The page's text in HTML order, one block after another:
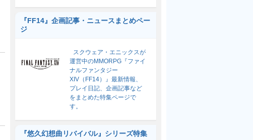
『FF14』企画記事・ニュースまとめペー
ジ
スクウェア・エニックスが
運営中のMMORPG『ファイ
ナルファンタジー
XIV（FF14）』最新情報、
プレイ日記、企画記事など
をまとめた特集ページで
す。
『悠久幻想曲リバイバル』シリーズ特集